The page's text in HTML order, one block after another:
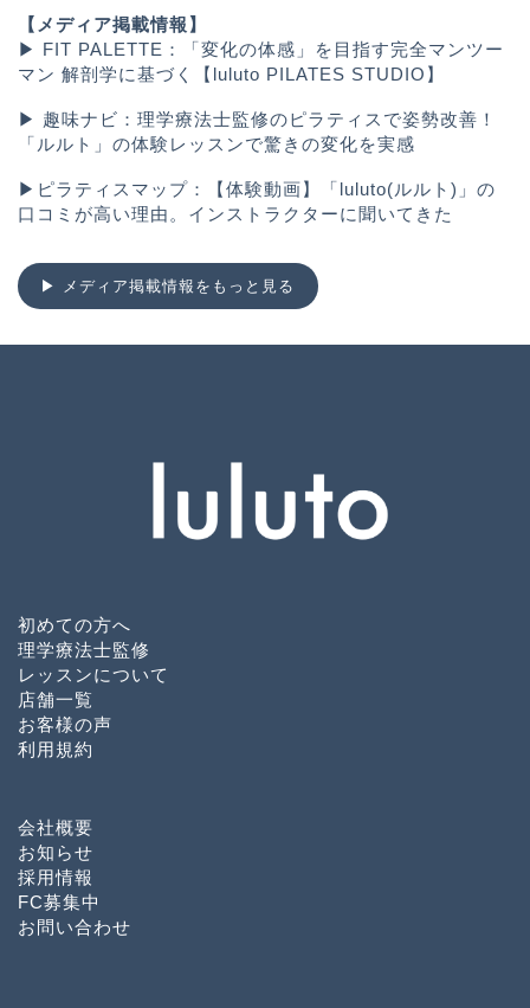
【メディア掲載情報】
▶︎ FIT PALETTE：「変化の体感」を目指す完全マンツー
マン 解剖学に基づく【luluto PILATES STUDIO】
▶︎ 趣味ナビ：理学療法士監修のピラティスで姿勢改善！
「ルルト」の体験レッスンで驚きの変化を実感
▶︎ ピラティスマップ：【体験動画】「luluto(ルルト)」の
口コミが高い理由。インストラクターに聞いてきた
▶︎ メディア掲載情報をもっと見る
初めての方へ
理学療法士監修
レッスンについて
店舗一覧
お客様の声
利用規約
会社概要
お知らせ
採用情報
FC募集中
お問い合わせ